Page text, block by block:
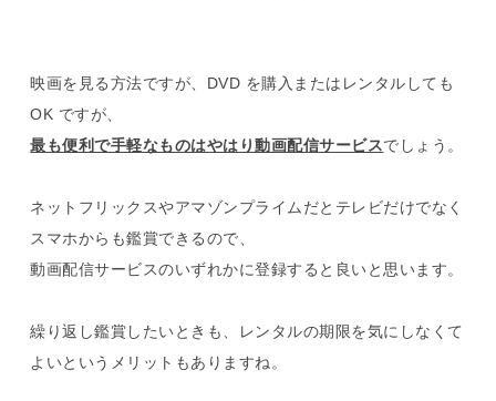
映画を見る方法ですが、DVD を購入またはレンタルしても
OK ですが、
最も便利で手軽なものはやはり動画配信サービスでしょう。
ネットフリックスやアマゾンプライムだとテレビだけでなく
スマホからも鑑賞できるので、
動画配信サービスのいずれかに登録すると良いと思います。
繰り返し鑑賞したいときも、レンタルの期限を気にしなくて
よいというメリットもありますね。